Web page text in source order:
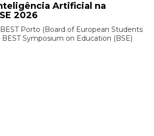
Artificial na
2026
Porto (Board of European Students
Symposium on Education (BSE)